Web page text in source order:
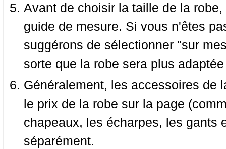
Avant de choisir la taille de la
guide de mesure. Si vous n'êtes
suggérons de sélectionner "sur
sorte que la robe sera plus
Généralement, les accessoires de
le prix de la robe sur la page
chapeaux, les écharpes, les gants
séparément.